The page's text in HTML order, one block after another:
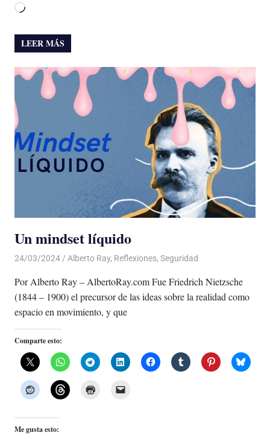
Cargando...
LEER MÁS
Un mindset líquido
24/03/2024 De todo un Poco
Alberto Ray, Reflexiones, Seguridad
Por Alberto Ray – AlbertoRay.com Fue Friedrich Nietzsche
(1844 – 1900) el precursor de las ideas sobre la realidad como
espacio en movimiento, y que
Comparte esto:
Me gusta esto: